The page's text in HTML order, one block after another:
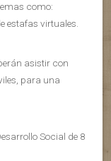
como:
estafas virtuales.
asistir con
para una
Social de 8